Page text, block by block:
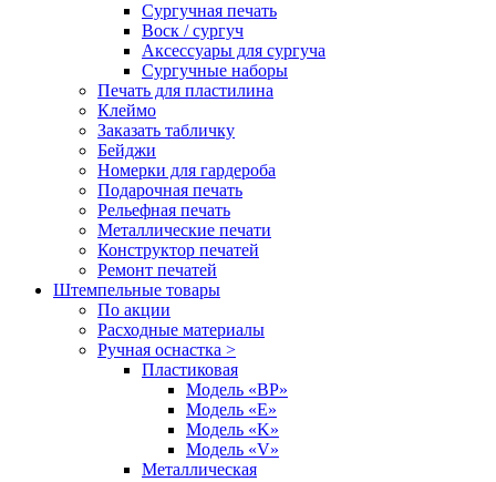
Сургучная печать
Воск / сургуч
Аксессуары для сургуча
Сургучные наборы
Печать для пластилина
Клеймо
Заказать табличку
Бейджи
Номерки для гардероба
Подарочная печать
Рельефная печать
Металлические печати
Конструктор печатей
Ремонт печатей
Штемпельные товары
По акции
Расходные материалы
Ручная оснастка >
Пластиковая
Модель «BP»
Модель «E»
Модель «K»
Модель «V»
Металлическая